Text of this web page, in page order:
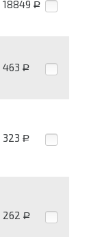
18849 Р
463 Р
323 Р
262 Р